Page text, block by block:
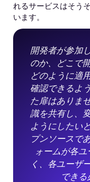
れるサービスはそう
います。
開発者が参加
のか、どこで
どのように適
確認できるよ
た扉はありま
識を共有し、
ようにしたい
プンソースで
ォームが各
く、各ユーザ
できる